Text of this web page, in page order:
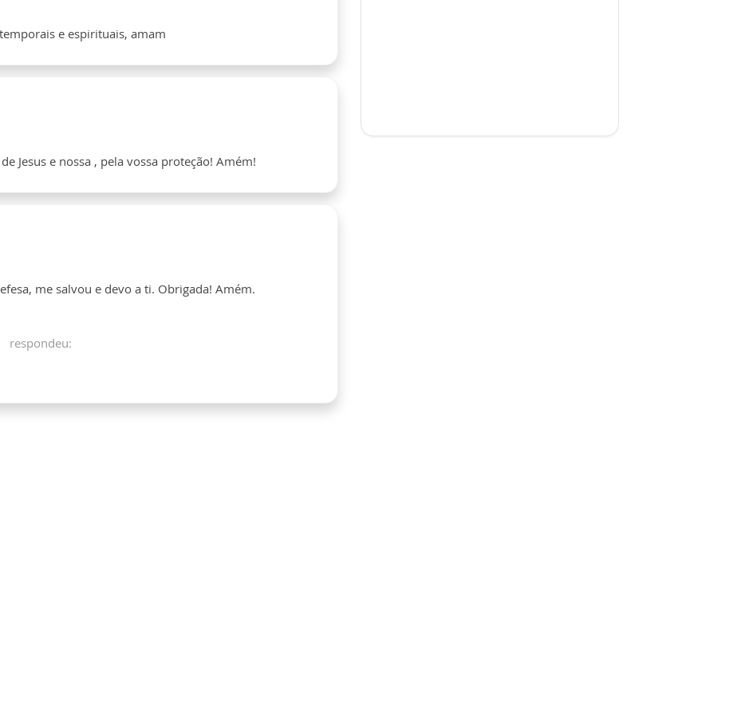
e espirituais, amam
Jesus e nossa , pela vossa proteção! Amém!
me salvou e devo a ti. Obrigada! Amém.
respondeu: